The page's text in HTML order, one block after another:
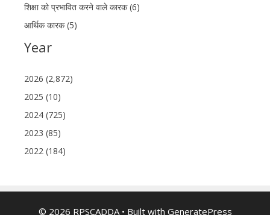
शिक्षा को प्रभावित करने वाले कारक (6)
आर्थिक कारक (5)
Year
2026 (2,872)
2025 (10)
2024 (725)
2023 (85)
2022 (184)
© 2026 RPSCADDA• Built with GeneratePress